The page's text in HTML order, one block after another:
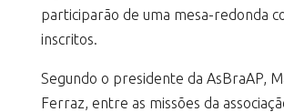
participarão de uma mesa-redonda
inscritos.
Segundo o presidente da AsBraAP,
Ferraz, entre as missões da